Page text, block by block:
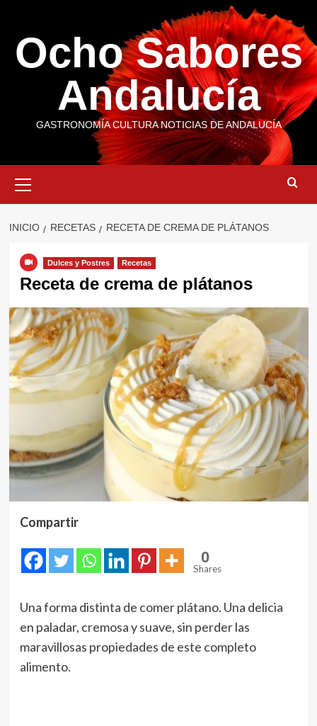
contenido
Ocho Sabores
Andalucía
GASTRONOMÍA CULTURA NOTICIAS DE ANDALUCÍA
primario
INICIO RECETAS RECETA DE CREMA DE PLÁTANOS
Dulces y Postres Recetas
Receta de crema de plátanos
Compartir
0
Shares
Una forma distinta de comer plátano. Una delicia
en paladar, cremosa y suave, sin perder las
maravillosas propiedades de este completo
alimento.